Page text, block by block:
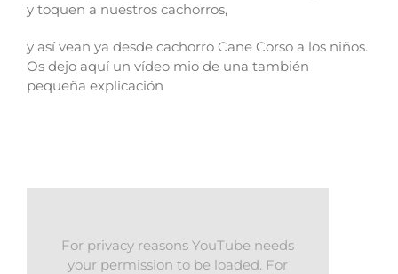
y toquen a nuestros cachorros,
y así vean ya desde cachorro Cane Corso a los niños.
Os dejo aquí un vídeo mio de una también
pequeña explicación
For privacy reasons YouTube needs
your permission to be loaded. For